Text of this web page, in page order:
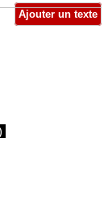
Ajouter un texte